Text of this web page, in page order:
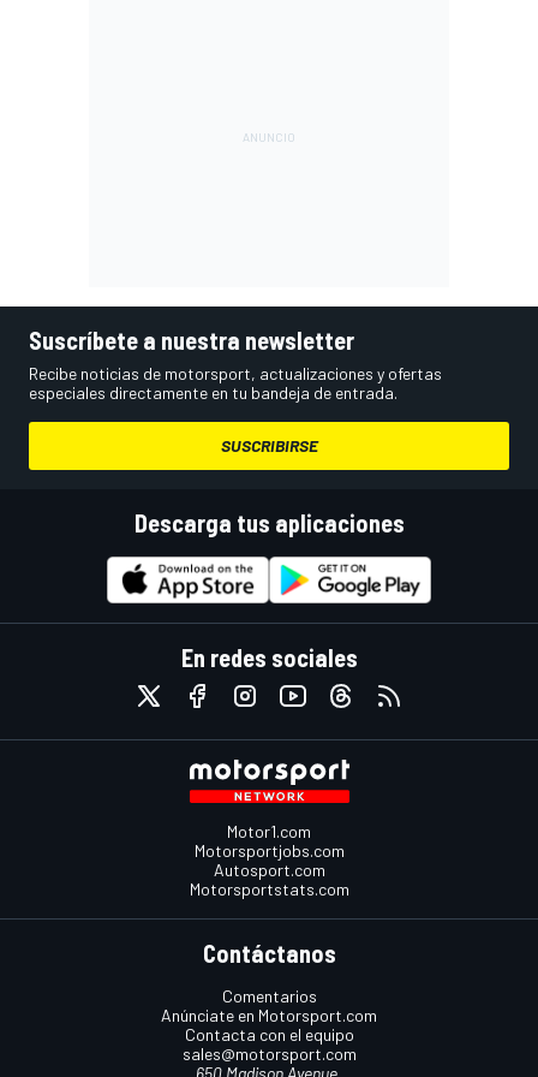
Suscríbete a nuestra newsletter
Recibe noticias de motorsport, actualizaciones y ofertas
especiales directamente en tu bandeja de entrada.
SUSCRIBIRSE
Descarga tus aplicaciones
En redes sociales
Motor1.com
Motorsportjobs.com
Autosport.com
Motorsportstats.com
Contáctanos
Comentarios
Anúnciate en Motorsport.com
Contacta con el equipo
sales@motorsport.com